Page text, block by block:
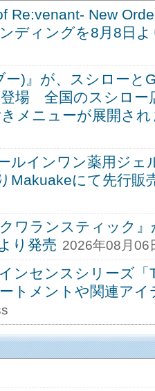
Re:venant- New
ディングを8月8日よ
ー)』が、スシローと
場 全国のスシロー
メニューが展開さ
ルインワン薬用ジ
Makuakeにて先行販
ワランスティック
り発売 2026年08月06
ンセンスシリーズ「
トメントや関連アイ